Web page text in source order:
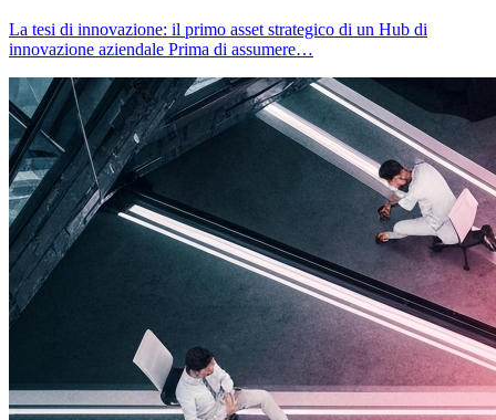
La tesi di innovazione: il primo asset strategico di un Hub di
innovazione aziendale Prima di assumere…